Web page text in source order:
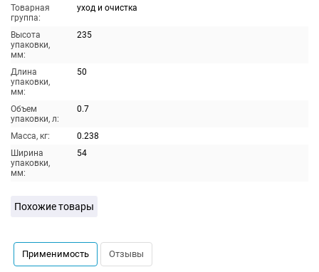
Товарная
группа:
уход и очистка
Высота
упаковки,
мм:
235
Длина
упаковки,
мм:
50
Объем
упаковки, л:
0.7
Масса, кг:
0.238
Ширина
упаковки,
мм:
54
Похожие товары
Применимость Отзывы